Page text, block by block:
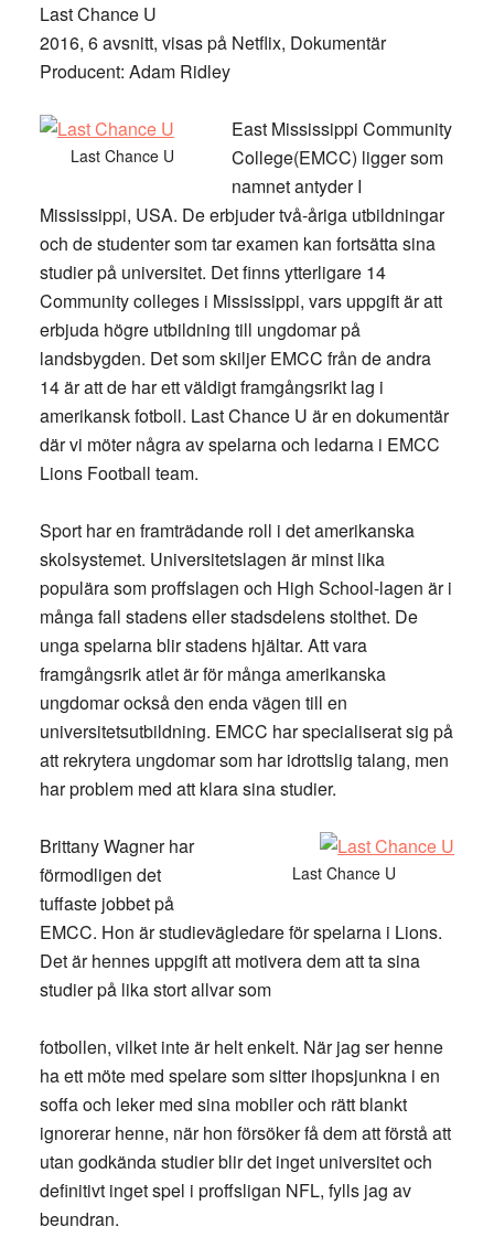
Last Chance U
2016, 6 avsnitt, visas på Netflix, Dokumentär
Producent: Adam Ridley
Last Chance U
East Mississippi Community
College(EMCC) ligger som
namnet antyder I
Mississippi, USA. De erbjuder två-åriga utbildningar
och de studenter som tar examen kan fortsätta sina
studier på universitet. Det finns ytterligare 14
Community colleges i Mississippi, vars uppgift är att
erbjuda högre utbildning till ungdomar på
landsbygden. Det som skiljer EMCC från de andra
14 är att de har ett väldigt framgångsrikt lag i
amerikansk fotboll. Last Chance U är en dokumentär
där vi möter några av spelarna och ledarna i EMCC
Lions Football team.
Sport har en framträdande roll i det amerikanska
skolsystemet. Universitetslagen är minst lika
populära som proffslagen och High School-lagen är i
många fall stadens eller stadsdelens stolthet. De
unga spelarna blir stadens hjältar. Att vara
framgångsrik atlet är för många amerikanska
ungdomar också den enda vägen till en
universitetsutbildning. EMCC har specialiserat sig på
att rekrytera ungdomar som har idrottslig talang, men
har problem med att klara sina studier.
Last Chance U
Brittany Wagner har
förmodligen det
tuffaste jobbet på
EMCC. Hon är studievägledare för spelarna i Lions.
Det är hennes uppgift att motivera dem att ta sina
studier på lika stort allvar som
fotbollen, vilket inte är helt enkelt. När jag ser henne
ha ett möte med spelare som sitter ihopsjunkna i en
soffa och leker med sina mobiler och rätt blankt
ignorerar henne, när hon försöker få dem att förstå att
utan godkända studier blir det inget universitet och
definitivt inget spel i proffsligan NFL, fylls jag av
beundran.